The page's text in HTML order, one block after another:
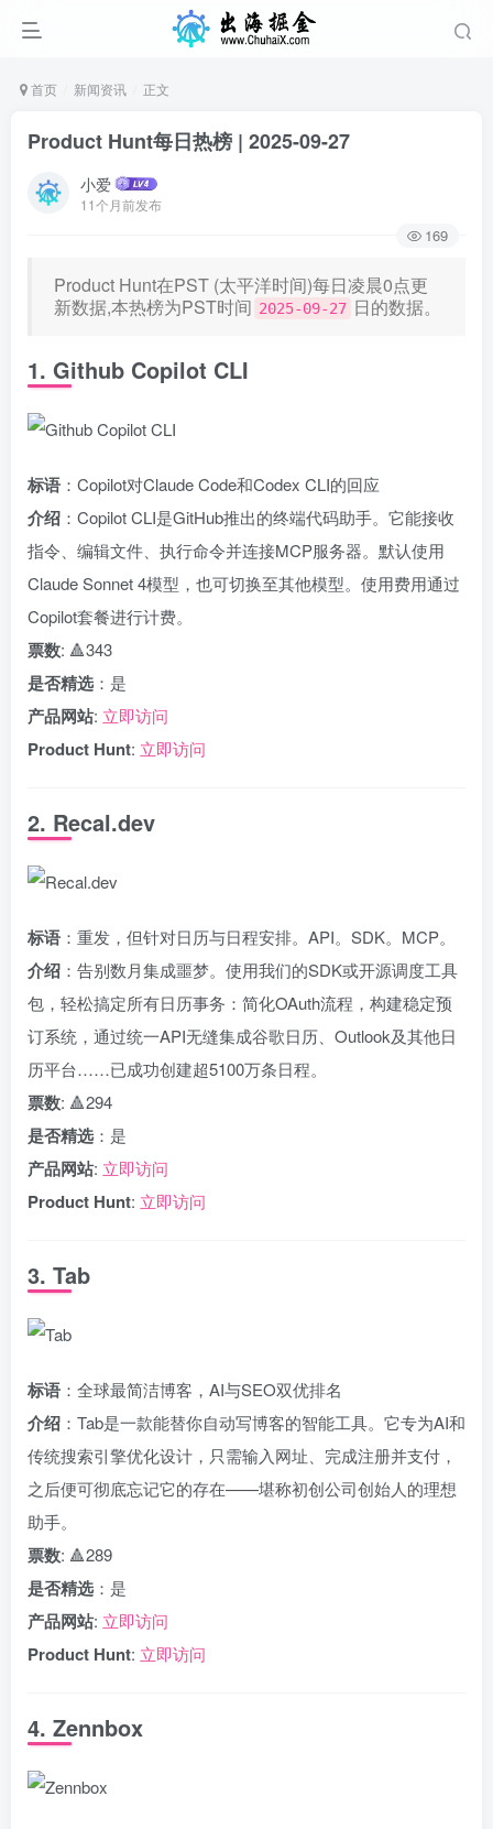
首页 新闻资讯 正文
Product Hunt每日热榜 | 2025-09-27
小爱
11个月前发布
169
Product Hunt在PST (太平洋时间)每日凌晨0点更
新数据,本热榜为PST时间 2025-09-27 日的数据。
1. Github Copilot CLI
标语 ：Copilot对Claude Code和Codex CLI的回应
介绍 ：Copilot CLI是GitHub推出的终端代码助手。它能接收
指令、编辑文件、执行命令并连接MCP服务器。默认使用
Claude Sonnet 4模型，也可切换至其他模型。使用费用通过
Copilot套餐进行计费。
票数: 🔺343
是否精选 ：是
产品网站: 立即访问
Product Hunt: 立即访问
2. Recal.dev
标语 ：重发，但针对日历与日程安排。API。SDK。MCP。
介绍 ：告别数月集成噩梦。使用我们的SDK或开源调度工具
包，轻松搞定所有日历事务：简化OAuth流程，构建稳定预
订系统，通过统一API无缝集成谷歌日历、Outlook及其他日
历平台……已成功创建超5100万条日程。
票数: 🔺294
是否精选 ：是
产品网站: 立即访问
Product Hunt: 立即访问
3. Tab
标语 ：全球最简洁博客，AI与SEO双优排名
介绍 ：Tab是一款能替你自动写博客的智能工具。它专为AI和
传统搜索引擎优化设计，只需输入网址、完成注册并支付，
之后便可彻底忘记它的存在——堪称初创公司创始人的理想
助手。
票数: 🔺289
是否精选 ：是
产品网站: 立即访问
Product Hunt: 立即访问
4. Zennbox